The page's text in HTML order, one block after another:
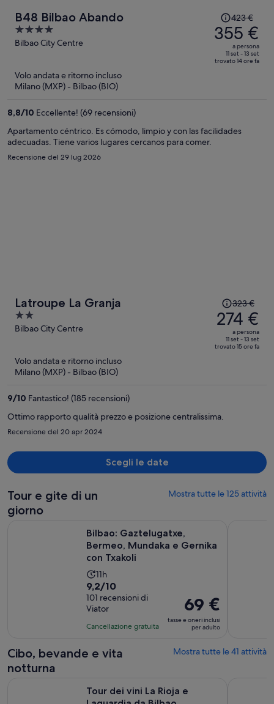
B48 Bilbao Abando
4
out
Bilbao City Centre
prezzo
era
423 €,
ora
423 €
355 €
a persona
11 set - 13 set
trovato 14 ore fa
Volo andata e ritorno incluso
Milano (MXP) - Bilbao (BIO)
8,8/10 Eccellente! (69 recensioni)
Apartamento céntrico. Es cómodo, limpio y con las facilidades
adecuadas. Tiene varios lugares cercanos para comer.
Recensione del 29 lug 2026
Latroupe La Granja
2
out
Bilbao City Centre
prezzo
era
323 €,
ora
323 €
274 €
a persona
11 set - 13 set
trovato 15 ore fa
Volo andata e ritorno incluso
Milano (MXP) - Bilbao (BIO)
9/10 Fantastico! (185 recensioni)
Ottimo rapporto qualità prezzo e posizione centralissima.
Recensione del 20 apr 2024
Scegli le date
Tour e gite di un
giorno
Mostra tutte le 125 attività
Bilbao: Gaztelugatxe,
Bermeo, Mundaka e Gernika
con Txakoli
L’attività
dura
11
ore
11h
Valutazione
di
9.2
su
sulla
101
recensioni
9,2/10
101 recensioni di
Viator
Cancellazione gratuita
Il
prezzo
è
per
69 €
tasse e oneri inclusi
per adulto
Cibo, bevande e vita
notturna
Mostra tutte le 41 attività
Tour dei vini La Rioja e